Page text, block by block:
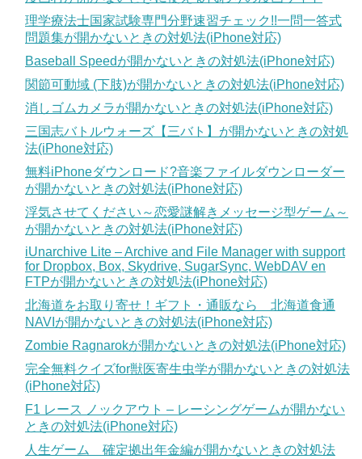
理学療法士国家試験専門分野速習チェック!!一問一答式
問題集が開かないときの対処法(iPhone対応)
Baseball Speedが開かないときの対処法(iPhone対応)
関節可動域 (下肢)が開かないときの対処法(iPhone対応)
消しゴムカメラが開かないときの対処法(iPhone対応)
三国志バトルウォーズ【三バト】が開かないときの対処
法(iPhone対応)
無料iPhoneダウンロード?音楽ファイルダウンローダー
が開かないときの対処法(iPhone対応)
浮気させてください～恋愛謎解きメッセージ型ゲーム～
が開かないときの対処法(iPhone対応)
iUnarchive Lite – Archive and File Manager with support
for Dropbox, Box, Skydrive, SugarSync, WebDAV en
FTPが開かないときの対処法(iPhone対応)
北海道をお取り寄せ！ギフト・通販なら 北海道食通
NAVIが開かないときの対処法(iPhone対応)
Zombie Ragnarokが開かないときの対処法(iPhone対応)
完全無料クイズfor獣医寄生虫学が開かないときの対処法
(iPhone対応)
F1 レース ノックアウト – レーシングゲームが開かない
ときの対処法(iPhone対応)
人生ゲーム 確定拠出年金編が開かないときの対処法